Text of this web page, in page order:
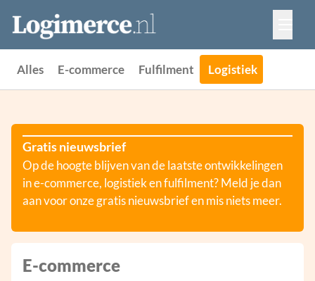
Vacatures
Events
Alles E-commerce Fulfilment Logistiek
Gratis nieuwsbrief
Op de hoogte blijven van de laatste ontwikkelingen
in e-commerce, logistiek en fulfilment? Meld je dan
aan voor onze gratis nieuwsbrief en mis niets meer.
E-commerce